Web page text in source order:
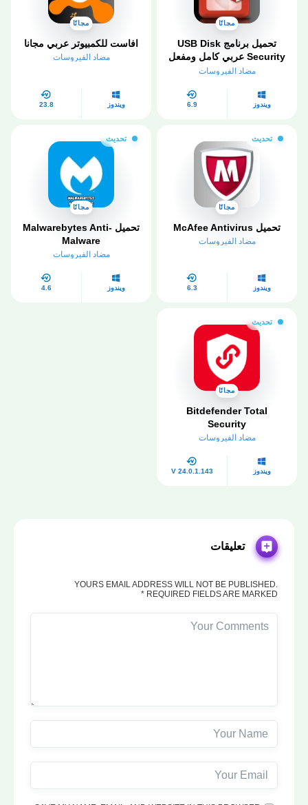
مجانًا
تحميل برنامج USB Disk
Security عربي كامل ومفعل
مدى الحياة
مضاد الفيروسات
ويندوز 6.9
مجانًا
افاست للكمبيوتر عربي مجانا
مضاد الفيروسات
ويندوز 23.8
تحديث
مجانًا
تحميل McAfee Antivirus
مضاد الفيروسات
ويندوز 6.3
تحديث
مجانًا
تحميل Malwarebytes Anti-
Malware
مضاد الفيروسات
ويندوز 4.6
تحديث
مجانًا
Bitdefender Total
Security
مضاد الفيروسات
ويندوز V 24.0.1.143
تعليقات
YOURS EMAIL ADDRESS WILL NOT BE PUBLISHED.
REQUIRED FIELDS ARE MARKED *